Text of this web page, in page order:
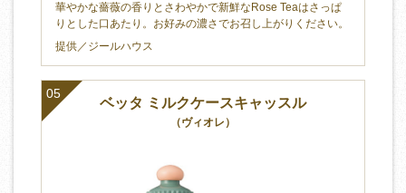
華やかな薔薇の香りとさわやかで新鮮なRose Teaはさっぱ
りとした口あたり。お好みの濃さでお召し上がりください。
提供／ジールハウス
05
ベッタ ミルクケースキャッスル
（ヴィオレ）